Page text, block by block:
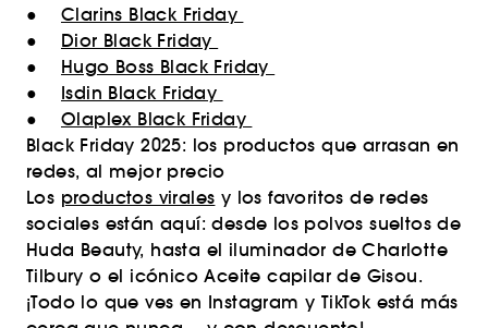
● Clarins Black Friday
● Dior Black Friday
● Hugo Boss Black Friday
● Isdin Black Friday
● Olaplex Black Friday
Black Friday 2025: los productos que arrasan en
redes, al mejor precio
Los productos virales y los favoritos de redes
sociales están aquí: desde los polvos sueltos de
Huda Beauty, hasta el iluminador de Charlotte
Tilbury o el icónico Aceite capilar de Gisou.
¡Todo lo que ves en Instagram y TikTok está más